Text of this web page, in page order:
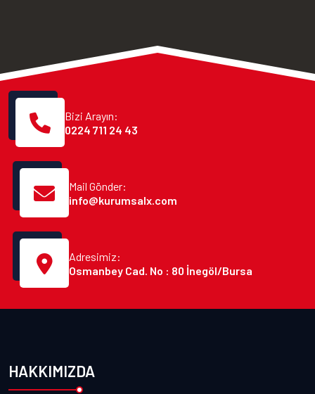
Bizi Arayın:
0224 711 24 43
Mail Gönder:
info@kurumsalx.com
Adresimiz:
Osmanbey Cad. No : 80 İnegöl/Bursa
HAKKIMIZDA